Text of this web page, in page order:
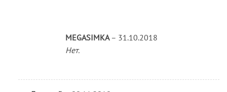
MEGASIMKA – 31.10.2018
Нет.